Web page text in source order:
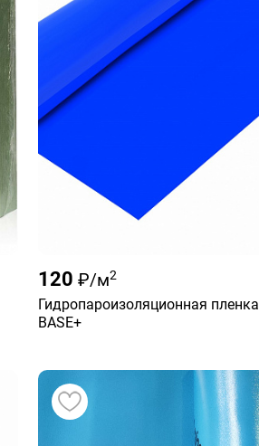
120₽/м2
Гидропароизоляционная пленка
BASE+